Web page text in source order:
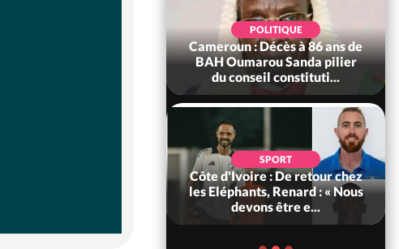
POLITIQUE
Cameroun : Décès à 86 ans de
BAH Oumarou Sanda pilier
du conseil constituti...
SPORT
Côte d'Ivoire : De retour chez
les Eléphants, Renard : « Nous
devons être e...